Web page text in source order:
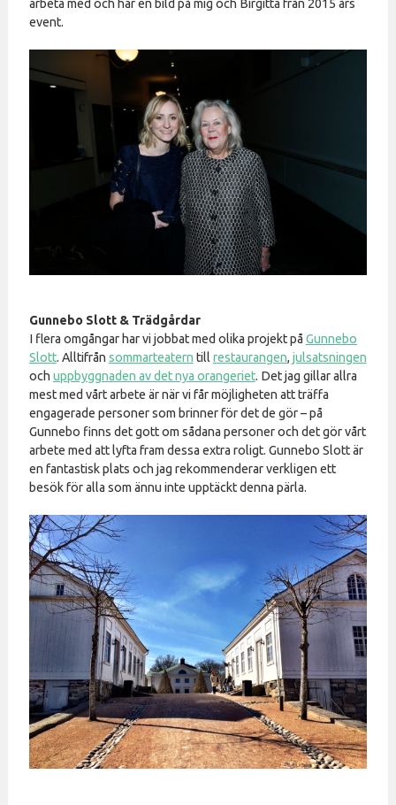
arbeta med och här en bild på mig och Birgitta från 2015 års
event.
Gunnebo Slott & Trädgårdar
I flera omgångar har vi jobbat med olika projekt på Gunnebo
Slott. Alltifrån sommarteatern till restaurangen, julsatsningen
och uppbyggnaden av det nya orangeriet. Det jag gillar allra
mest med vårt arbete är när vi får möjligheten att träffa
engagerade personer som brinner för det de gör – på
Gunnebo finns det gott om sådana personer och det gör vårt
arbete med att lyfta fram dessa extra roligt. Gunnebo Slott är
en fantastisk plats och jag rekommenderar verkligen ett
besök för alla som ännu inte upptäckt denna pärla.